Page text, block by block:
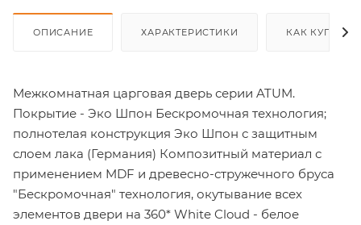
ОПИСАНИЕ ХАРАКТЕРИСТИКИ КАК КУПИТЬ
Межкомнатная царговая дверь серии ATUM.
Покрытие - Эко Шпон Бескромочная технология;
полнотелая конструкция Эко Шпон с защитным
слоем лака (Германия) Композитный материал с
применением MDF и древесно-стружечного бруса
"Бескромочная" технология, окутывание всех
элементов двери на 360* White Cloud - белое